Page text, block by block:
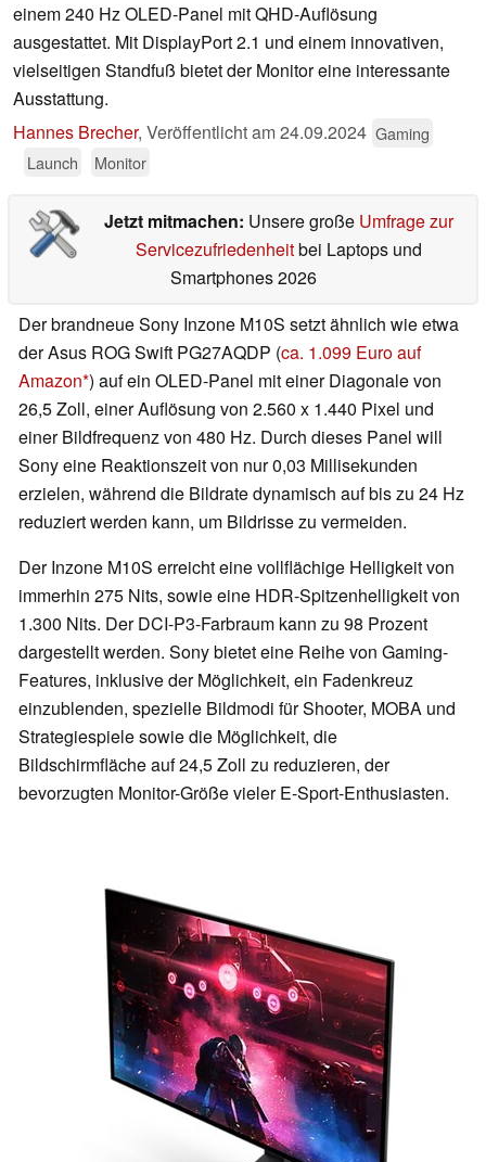
einem 240 Hz OLED-Panel mit QHD-Auflösung
ausgestattet. Mit DisplayPort 2.1 und einem innovativen,
vielseitigen Standfuß bietet der Monitor eine interessante
Ausstattung.
Hannes Brecher, Veröffentlicht am24.09.2024 Gaming
Launch
Monitor
Jetzt mitmachen: Unsere große Umfrage zur
Servicezufriedenheitbei Laptops und
Smartphones 2026
Der brandneue Sony Inzone M10S setzt ähnlich wie etwa
der Asus ROG Swift PG27AQDP (ca. 1.099 Euro auf
Amazon ) auf ein OLED-Panel mit einer Diagonale von
26,5 Zoll, einer Auflösung von 2.560 x 1.440 Pixel und
einer Bildfrequenz von 480 Hz. Durch dieses Panel will
Sony eine Reaktionszeit von nur 0,03 Millisekunden
erzielen, während die Bildrate dynamisch auf bis zu 24 Hz
reduziert werden kann, um Bildrisse zu vermeiden.
Der Inzone M10S erreicht eine vollflächige Helligkeit von
immerhin 275 Nits, sowie eine HDR-Spitzenhelligkeit von
1.300 Nits. Der DCI-P3-Farbraum kann zu 98 Prozent
dargestellt werden. Sony bietet eine Reihe von Gaming-
Features, inklusive der Möglichkeit, ein Fadenkreuz
einzublenden, spezielle Bildmodi für Shooter, MOBA und
Strategiespiele sowie die Möglichkeit, die
Bildschirmfläche auf 24,5 Zoll zu reduzieren, der
bevorzugten Monitor-Größe vieler E-Sport-Enthusiasten.